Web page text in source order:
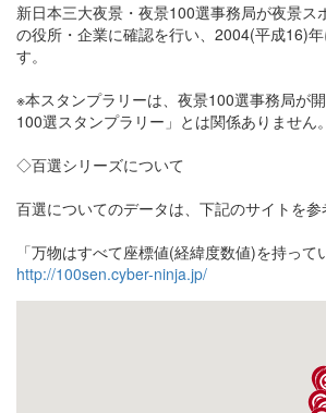
新日本三大夜景・夜景100選事務局が夜景ス
の役所・企業に確認を行い、2004(平成16)
す。
※本スタンプラリーは、夜景100選事務局が
100選スタンプラリー」とは関係ありません。
◇百選シリーズについて
百選についてのデータは、下記のサイトを参
「万物はすべて座標値(経緯度数値)を持って
http://100sen.cyber-ninja.jp/